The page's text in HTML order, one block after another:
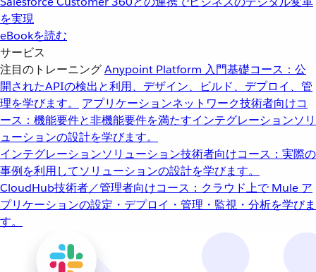
を実現
eBookを読む
サービス
注目のトレーニングAnypoint Platform 入門基礎コース：公
開されたAPIの検出と利用、デザイン、ビルド、デプロイ、管
理を学びます。
アプリケーションネットワーク技術者向けコ
ース：機能要件と非機能要件を満たすインテグレーションソリ
ューションの設計を学びます。
インテグレーションソリューション技術者向けコース：実際の
事例を利用してソリューションの設計を学びます。
CloudHub技術者／管理者向けコース：クラウド上で Mule ア
プリケーションの設定・デプロイ・管理・監視・分析を学びま
す。